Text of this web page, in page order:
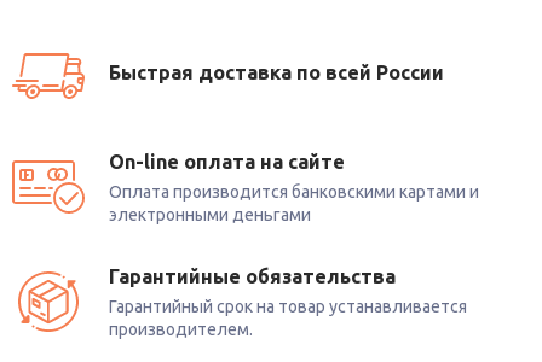
Быстрая доставка по всей России
On-line оплата на сайте
Оплата производится банковскими картами и
электронными деньгами
Гарантийные обязательства
Гарантийный срок на товар устанавливается
производителем.